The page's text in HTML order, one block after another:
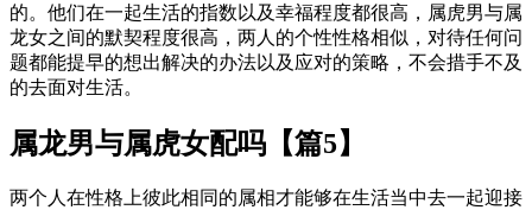
的。他们在一起生活的指数以及幸福程度都很高，属虎男与属
龙女之间的默契程度很高，两人的个性性格相似，对待任何问
题都能提早的想出解决的办法以及应对的策略，不会措手不及
的去面对生活。
属龙男与属虎女配吗【篇5】
两个人在性格上彼此相同的属相才能够在生活当中去一起迎接